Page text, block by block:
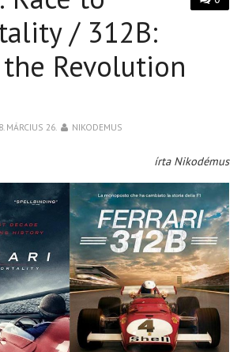
/ 312B:
Revolution
MÁRCIUS 26. NIKODEMUS
írta Nikodémus